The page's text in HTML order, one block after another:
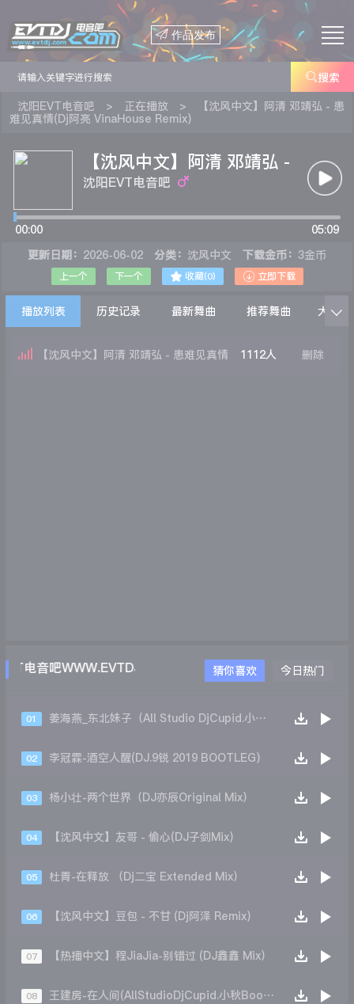
 作品发布
搜索
沈阳EVT电音吧 > 正在播放 >
【沈风中文】阿清 邓靖弘 - 患
难见真情(Dj阿亮 VinaHouse Remix)
【沈风中文】阿清 邓靖弘 -
患难见真情(Dj阿亮
沈阳EVT电音吧
00:00
05:09
更新日期： 2026-06-02 分类： 沈风中文 下载金币： 3金币
上一个 下一个  收藏(0)  立即下载
播放列表 历史记录 最新舞曲 推荐舞曲 大家在

【沈风中文】阿清 邓靖弘 - 患难见真情 1112人 删除
电音吧WWW.EVTDJ.COM 猜你喜欢 今日热门
01 姜海燕_东北妹子（All Studio DjCupid.小秋&Dj王贺 ReMix）
02 李冠霖-酒空人醒(DJ.9锐 2019 BOOTLEG)
03 杨小壮-两个世界（DJ亦辰Original Mix）
04 【沈风中文】友哥 - 偷心(DJ子剑Mix)
05 杜青-在释放 （Dj二宝 Extended Mix）
06 【沈风中文】豆包 - 不甘 (Dj阿泽 Remix)
07 【热播中文】程JiaJia-别错过 (DJ鑫鑫 Mix）
08 王建房-在人间(AllStudioDjCupid.小秋Bootleg)